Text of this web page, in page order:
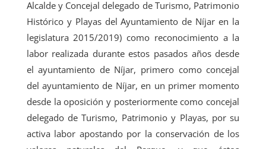
Alcalde y Concejal delegado de Turismo, Patrimonio
Histórico y Playas del Ayuntamiento de Níjar en la
legislatura 2015/2019) como reconocimiento a la
labor realizada durante estos pasados años desde
el ayuntamiento de Níjar, primero como concejal
del ayuntamiento de Níjar, en un primer momento
desde la oposición y posteriormente como concejal
delegado de Turismo, Patrimonio y Playas, por su
activa labor apostando por la conservación de los